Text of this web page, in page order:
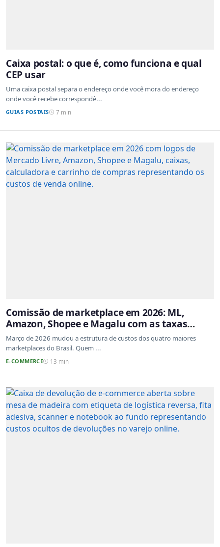
Caixa postal: o que é, como funciona e qual
CEP usar
Uma caixa postal separa o endereço onde você mora do endereço
onde você recebe correspondê...
GUIAS POSTAIS 7 min
Comissão de marketplace em 2026: ML,
Amazon, Shopee e Magalu com as taxas
atualizadas
Março de 2026 mudou a estrutura de custos dos quatro maiores
marketplaces do Brasil. Quem ...
E-COMMERCE 13 min